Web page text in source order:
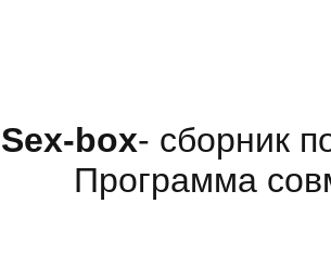
Sex-box- сборник
Программа